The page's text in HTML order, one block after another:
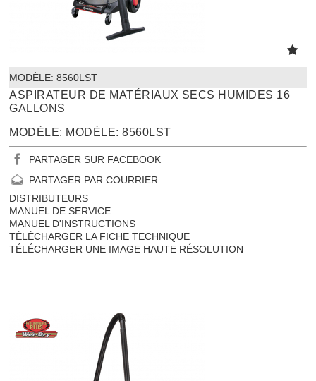
MODÈLE: 8560LST
ASPIRATEUR DE MATÉRIAUX SECS HUMIDES 16
GALLONS
MODÈLE: MODÈLE: 8560LST
PARTAGER SUR FACEBOOK
PARTAGER PAR COURRIER
DISTRIBUTEURS
MANUEL DE SERVICE
MANUEL D'INSTRUCTIONS
TÉLÉCHARGER LA FICHE TECHNIQUE
TÉLÉCHARGER UNE IMAGE HAUTE RÉSOLUTION